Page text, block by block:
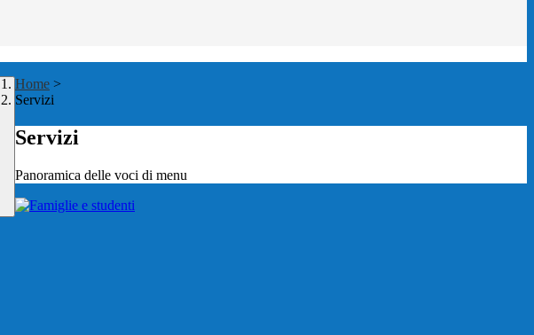
Home >
Servizi
Servizi
Panoramica delle voci di menu